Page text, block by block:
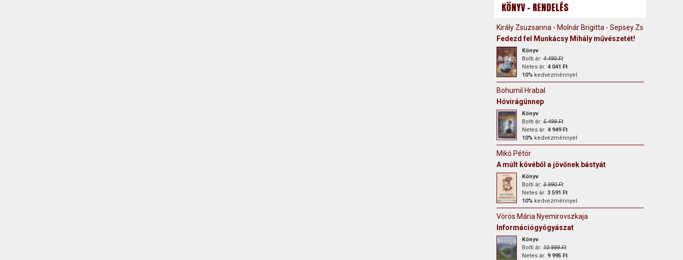
KÖNYV - RENDELÉS
Király Zsuzsanna - Molnár Brigitta - Sepsey Zsófia
Fedezd fel Munkácsy Mihály művészetét!
Könyv
Bolti ár:4 490 Ft
Netes ár: 4 041 Ft
10%kedvezménnyel
Bohumil Hrabal
Hóvirágünnep
Könyv
Bolti ár:5 499 Ft
Netes ár: 4 949 Ft
10%kedvezménnyel
Mikó Pétör
A múlt kövéből a jövőnek bástyát
Könyv
Bolti ár:3 990 Ft
Netes ár: 3 591 Ft
10%kedvezménnyel
Vörös Mária Nyemirovszkaja
Információgyógyászat
Könyv
Bolti ár:10 999 Ft
Netes ár: 9 995 Ft